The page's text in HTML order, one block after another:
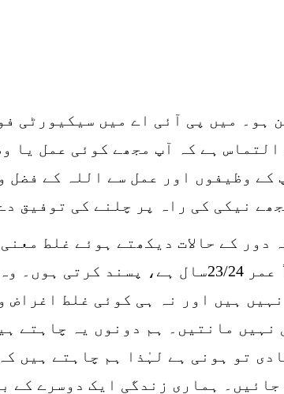
ہو۔ میں پی آئی اے میں سیکیورٹی
ہے کہ آپ مجھے کوئی عمل یا
کے وظیفوں اور عمل سے اللہ کے فضل
نیکی کی راہ پر چلنے کی توفیق
دور کے حالات دیکھتے ہوئے غلط
شخص جن کی تاریخ پیدائش 4مئی ہے۔ اندازاً عمر
ہیں اور نہ ہی کوئی غلط اغراض
مانتیں۔ ہم دونوں یہ چاہتے
تو ہونی ہے لہٰذا ہم چاہتے ہیں
ہماری زندگی ایک دوسرے کے